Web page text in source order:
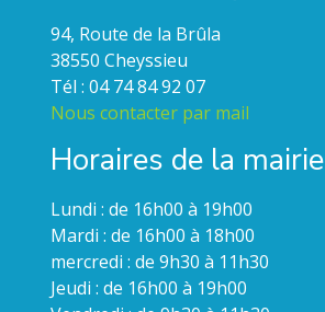
94, Route de la Brûla
38550 Cheyssieu
Tél : 04 74 84 92 07
Nous contacter par mail
Horaires de la mairie
Lundi : de 16h00 à 19h00
Mardi : de 16h00 à 18h00
mercredi : de 9h30 à 11h30
Jeudi : de 16h00 à 19h00